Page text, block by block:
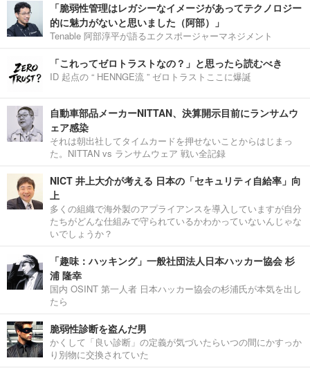
「脆弱性管理はレガシーなイメージがあってテクノロジー
的に魅力がないと思いました（阿部）」
Tenable 阿部淳平が語るエクスポージャーマネジメント
「これってゼロトラストなの？」と思ったら読むべき
ID 起点の “ HENNGE流 ” ゼロトラストここに爆誕
自動車部品メーカーNITTAN、決算開示目前にランサムウ
ェア感染
それは朝出社してタイムカードを押せないことからはじまっ
た。NITTAN vs ランサムウェア 戦い全記録
NICT 井上大介が考える 日本の「セキュリティ自給率」向
上
多くの組織で海外製のアプライアンスを導入していますが自分
たちがどんな仕組みで守られているかわかっていないんじゃな
いでしょうか？
「趣味：ハッキング」一般社団法人日本ハッカー協会 杉
浦 隆幸
国内 OSINT 第一人者 日本ハッカー協会の杉浦氏が本気を出し
たら
脆弱性診断を盗んだ男
かくして「良い診断」の定義が気づいたらいつの間にかすっか
り別物に交換されていた